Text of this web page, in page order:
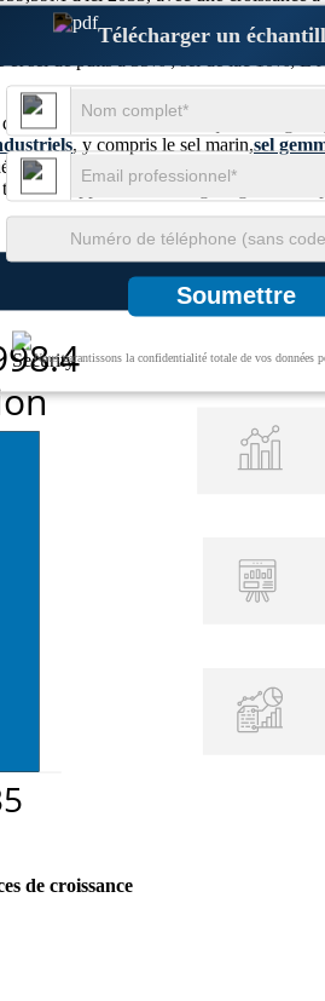
Télécharger un
Soumettre
Nous garantissons la confidentialité totale de vos données
% proviennent de la transformation
sel de puits à 35% ; sel de lac 10%;
la transformation chimique, le
, y compris le sel marin,sel
largement segmenté par type de
d'application, le dégivrage reste
de croissance